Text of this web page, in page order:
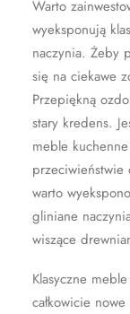
Warto
wyeksponują
naczynia. Żeby
się na ciekawe
Przepiękną
stary kredens.
meble
przeciwieństwie
warto
gliniane
wiszące
Klasyczne
całkowicie